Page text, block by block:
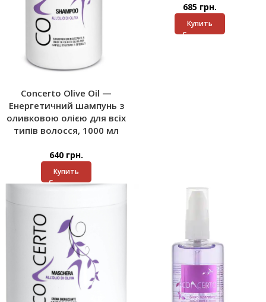
Concerto Olive Oil —
Енергетичний шампунь з
оливковою олією для всіх
типів волосся, 1000 мл
640 грн.
Купить
685 грн.
Купить